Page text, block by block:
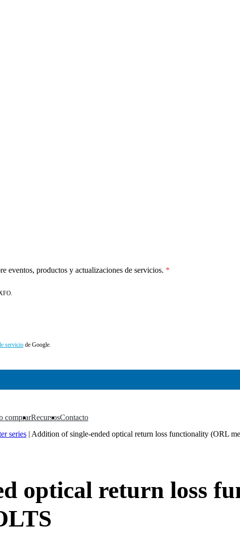
eventos, productos y actualizaciones de servicios.
servicio de Google.
comprarRecursos
▼ Contacto
▼
series | Addition of single-ended optical return loss functionality (ORL
optical return loss